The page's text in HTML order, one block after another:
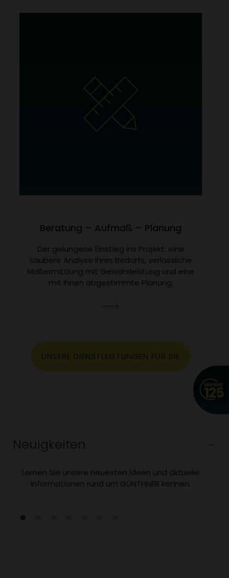
Beratung – Aufmaß – Planung
Der gelungene Einstieg ins Projekt: eine
saubere Analyse Ihres Bedarfs, verlässliche
Maßermittlung mit Gewährleistung und eine
mit Ihnen abgestimmte Planung.
UNSERE DIENSTLEISTUNGEN FÜR SIE
Neuigkeiten
Lernen Sie unsere neuesten Ideen und aktuelle
Informationen rund um GÜNTHNER kennen.